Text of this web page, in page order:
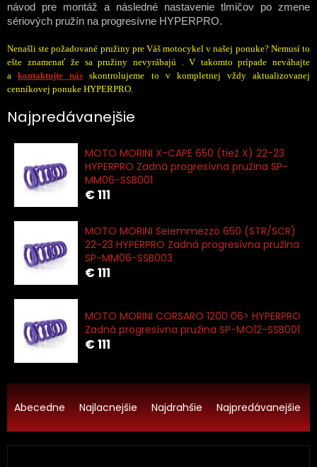
návod pre montáž a následné nastavenie tlmičov po zmene
sériových pružín na progresívne HYPERPRO.
Nenašli ste požadované pružiny pre Váš motocykel v našej ponuke? Nemusí to
ešte znamenať že sa pružiny nevyrábajú . V takomto prípade neváhajte
a
kontaktujte nás
skontrolujeme to v kompletnej vždy aktualizovanej
cenníkovej ponuke HYPERPRO.
Najpredávanejšie
MOTO MORINI X-CAPE 650 (tiež X) 22-23
HYPERPRO Zadná progresívna pružina SP-
MM06-SSB001
€ 111
MOTO MORINI Seiemmezzo 650 (STR/SCR)
22-23 HYPERPRO Zadná progresívna pružina
SP-MM06-SSB003
€ 111
MOTO MORINI CORSARO 1200 06> HYPERPRO
Zadná progresívna pružina SP-MO12-SSB001
€ 111
R
a
d
e
Abecedne Najlacnejšie Najdrahšie Najpredávanejšie